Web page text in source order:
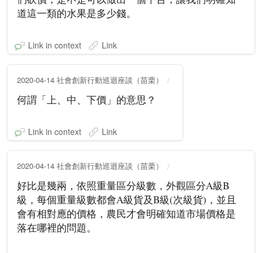
道這一類的水果是多少錢。
Link in context Link
2020-04-14 社會創新行動巡迴座談（苗栗）
何謂「上、中、下價」的意思？
Link in context Link
2020-04-14 社會創新行動巡迴座談（苗栗）
好比是幾兩，依照重量區分級數，外觀區分A級B
級，每個重量級數都會A級貨及B級(次級貨)，並且
會有相對應的價格，農民才會明確知道市場價格是
落在哪裡的問題。